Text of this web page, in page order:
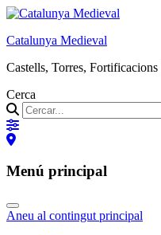
Catalunya Medieval
Castells, Torres,
Cerca
Menú principal
Aneu al contingut principal